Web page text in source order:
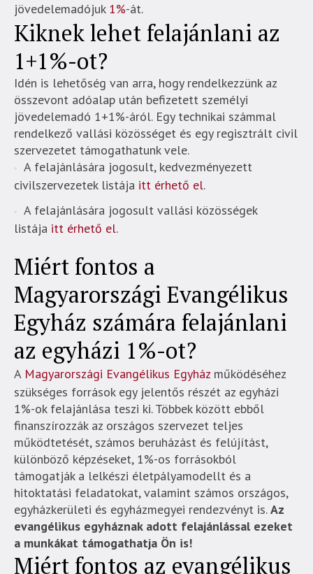
jövedelemadójuk 1%-át.
Kiknek lehet felajánlani az
1+1%-ot?
Idén is lehetőség van arra, hogy rendelkezzünk az
összevont adóalap után befizetett személyi
jövedelemadó 1+1%-áról. Egy technikai számmal
rendelkező vallási közösséget és egy regisztrált civil
szervezetet támogathatunk vele.
A felajánlására jogosult, kedvezményezett
civilszervezetek listája itt érhető el.
A felajánlására jogosult vallási közösségek
listája itt érhető el.
Miért fontos a
Magyarországi Evangélikus
Egyház számára felajánlani
az egyházi 1%-ot?
A Magyarországi Evangélikus Egyház működéséhez
szükséges források egy jelentős részét az egyházi
1%-ok felajánlása teszi ki. Többek között ebből
finanszírozzák az országos szervezet teljes
működtetését, számos beruházást és felújítást,
különböző képzéseket, 1%-os forrásokból
támogatják a lelkészi életpályamodellt és a
hitoktatási feladatokat, valamint számos országos,
egyházkerületi és egyházmegyei rendezvényt is.Az
evangélikus egyháznak adott felajánlással ezeket
a munkákat támogathatja Ön is!
Miért fontos az evangélikus